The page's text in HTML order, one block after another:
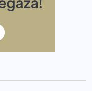
weekend z
Warszawskiego.